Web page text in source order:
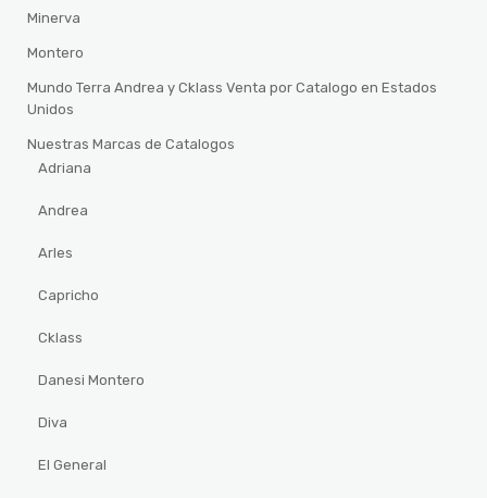
Minerva
Montero
Mundo Terra Andrea y Cklass Venta por Catalogo en Estados
Unidos
Nuestras Marcas de Catalogos
Adriana
Andrea
Arles
Capricho
Cklass
Danesi Montero
Diva
El General